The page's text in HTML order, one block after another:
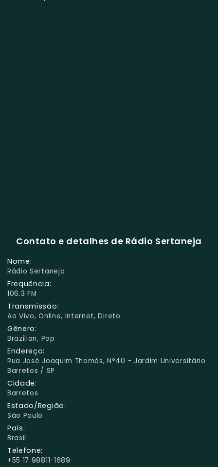
Contato e detalhes de Rádio Sertaneja
Nome:
Rádio Sertaneja
Frequência:
106.3 FM
Transmissão:
Ao Vivo, Online, Internet, Direto
Gênero:
Brazilian, Pop
Endereço:
Rua José Joaquim Thomás, N°40 - Jardim Universitário
Barretos / SP
Cidade:
Barretos
Estado/Região:
São Paulo
País:
Brasil
Telefone:
+55 17 98811-1689